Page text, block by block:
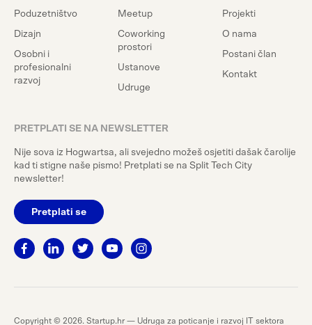
Poduzetništvo
Dizajn
Osobni i
profesionalni
razvoj
Meetup
Coworking
prostori
Ustanove
Udruge
Projekti
O nama
Postani član
Kontakt
PRETPLATI SE NA NEWSLETTER
Nije sova iz Hogwartsa, ali svejedno možeš osjetiti dašak čarolije
kad ti stigne naše pismo! Pretplati se na Split Tech City
newsletter!
Pretplati se
Copyright © 2026. Startup.hr — Udruga za poticanje i razvoj IT sektora